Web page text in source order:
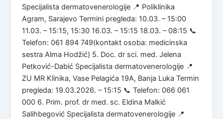
Specijalista dermatovenerologije 📍 Poliklinika
Agram, Sarajevo Termini pregleda: 10.03. – 15:00
11.03. – 15:15, 15:30 16.03. – 15:15 18.03. – 08:15 📞
Telefon: 061 894 749(kontakt osoba: medicinska
sestra Alma Hodžić) 5. Doc. dr sci. med. Jelena
Petković-Dabić Specijalista dermatovenerologije 📍
ZU MR Klinika, Vase Pelagića 19A, Banja Luka Termin
pregleda: 19.03.2026. – 15:15 📞 Telefon: 066 061
000 6. Prim. prof. dr med. sc. Eldina Malkić
Salihbegović Specijalista dermatovenerologije 📍